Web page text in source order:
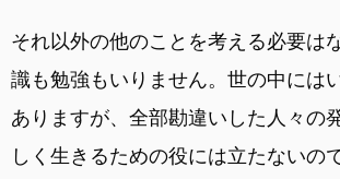
それ以外の他のことを考える必要は
識も勉強もいりません。世の中には
ありますが、全部勘違いした人々の
しく生きるための役には立たないの